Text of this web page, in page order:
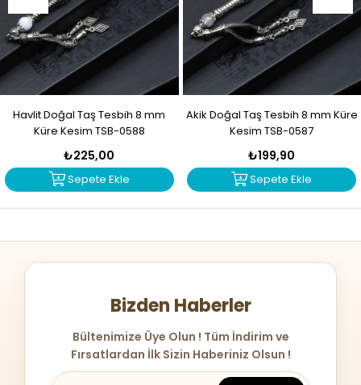
Havlit Doğal Taş Tesbih 8 mm
Küre Kesim TSB-0588
₺225,00
Sepete Ekle
Akik Doğal Taş Tesbih 8 mm Küre
Kesim TSB-0587
₺199,90
Sepete Ekle
Bizden Haberler
Bültenimize Üye Olun ! Tüm İndirim ve
Fırsatlardan İlk Sizin Haberiniz Olsun !